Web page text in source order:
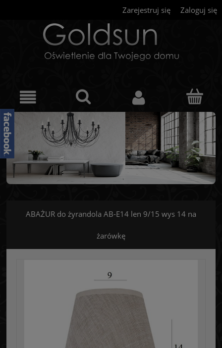
Zarejestruj się Zaloguj się
ABAŻUR do żyrandola AB-E14 len 9/15 wys 14 na
żarówkę